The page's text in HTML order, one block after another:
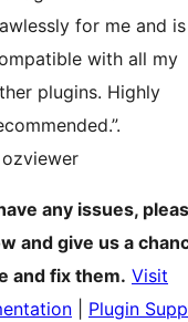
for me and is
with all my
plugins. Highly
any issues,
and give us a
and fix them. Visit
Plugin